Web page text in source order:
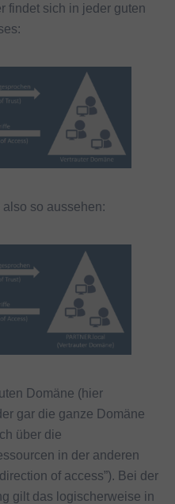
findet sich in jeder guten
so aussehen:
Domäne (hier
gar die ganze Domäne
über die
in der anderen
of access”). Bei der
gilt das logischerweise in